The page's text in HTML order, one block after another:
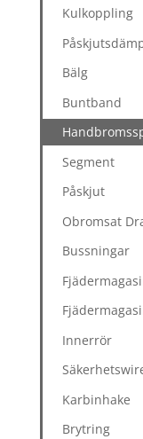
Kulkoppling
Bälg
Buntband
Segment
Påskjut
Obromsat
Bussningar
Innerrör
Karbinhake
Brytring